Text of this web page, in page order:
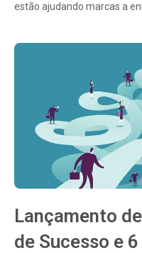
estão ajudando marcas a
Lançamento
de Sucesso e